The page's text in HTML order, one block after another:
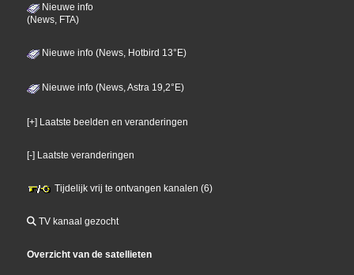
Nieuwe info
(News, FTA)
Nieuwe info (News, Hotbird 13°E)
Nieuwe info (News, Astra 19,2°E)
[+] Laatste beelden en veranderingen
[-] Laatste veranderingen
Tijdelijk vrij te ontvangen kanalen (6)
TV kanaal gezocht
Overzicht van de satellieten